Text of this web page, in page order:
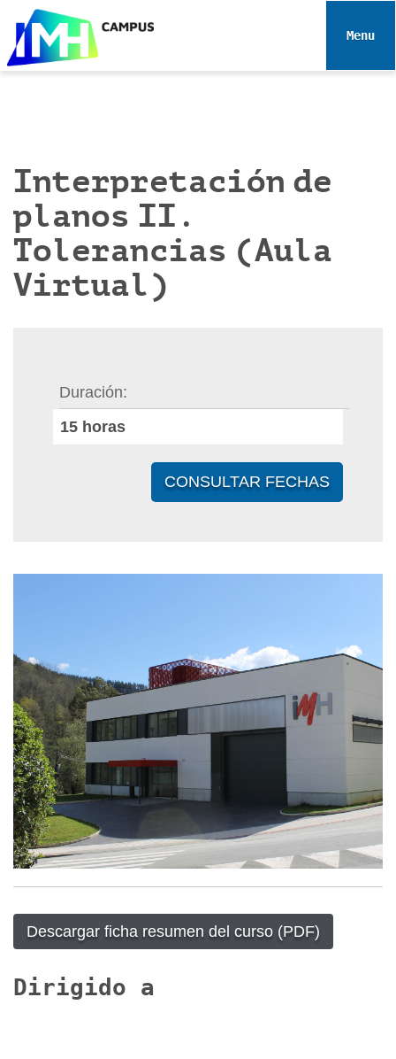
e
Toggle
Interpretación de
planos II.
Tolerancias (Aula
Virtual)
Duración
15 horas
CONSULTAR FECHAS
Descargar ficha resumen del curso (PDF)
Dirigido a